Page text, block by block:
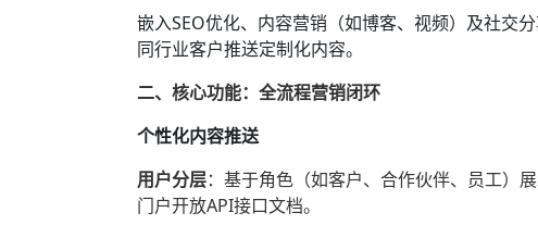
嵌入SEO优化、内容营销（如博客、视频）及社交
同行业客户推送定制化内容。
二、核心功能：全流程营销闭环
个性化内容推送
用户分层：基于角色（如客户、合作伙伴、员工）
门户开放API接口文档。